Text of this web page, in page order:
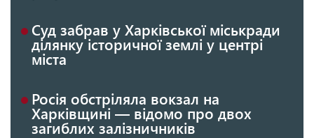
Суд забрав у Харківської міськради
ділянку історичної землі у центрі
міста
Росія обстріляла вокзал на
Харківщині — відомо про двох
загиблих залізничників